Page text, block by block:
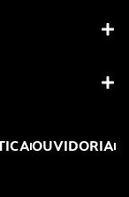
OUVIDORIA